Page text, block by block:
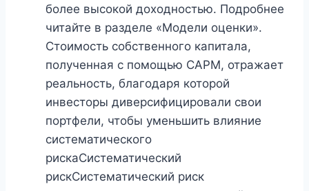
более высокой доходностью. Подробнее
читайте в разделе «Модели оценки».
Стоимость собственного капитала,
полученная с помощью CAPM, отражает
реальность, благодаря которой
инвесторы диверсифицировали свои
портфели, чтобы уменьшить влияние
систематического
рискаСистематический
рискСистематический риск